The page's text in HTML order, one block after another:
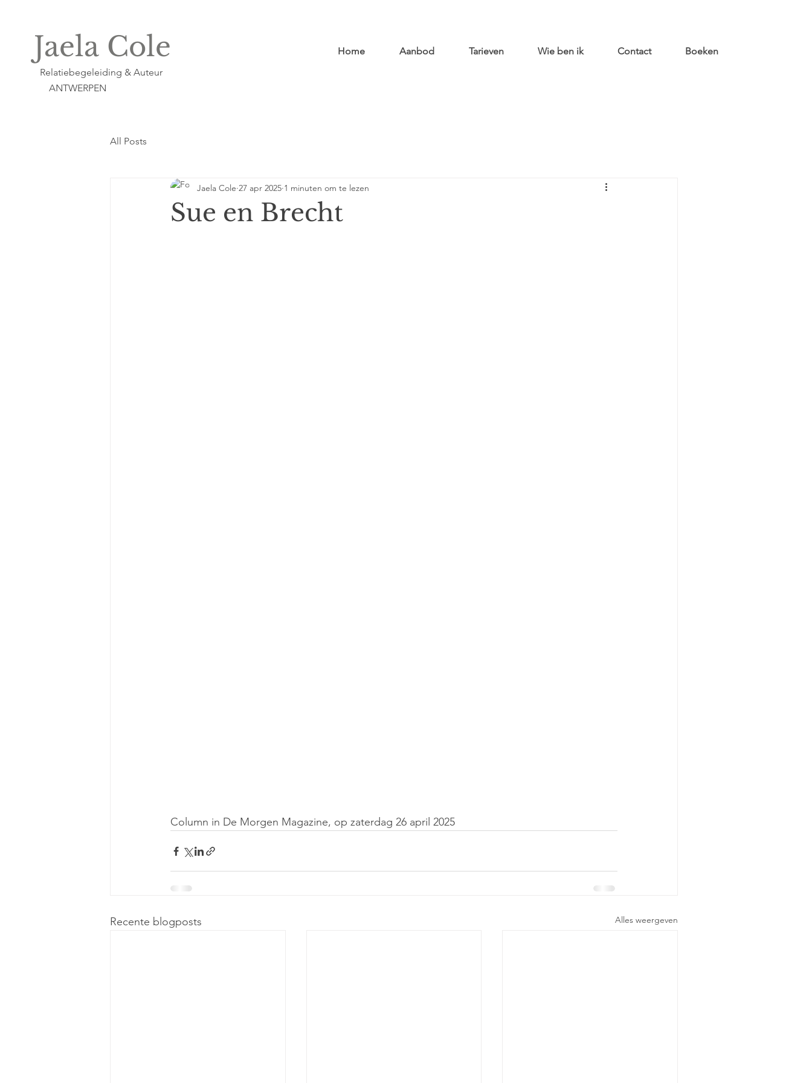
Jaela Cole
Relatiebegeleiding & Auteur
ANTWERPEN
Home Aanbod Tarieven Wie ben ik Contact Boeken
All Posts
Sue en Brecht
Jaela Cole 27 apr 2025 1 minuten om te lezen
Column in De Morgen Magazine, op zaterdag 26 april 2025
Recente blogposts Alles weergeven